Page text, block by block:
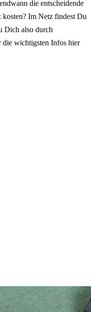
die entscheidende
Im Netz findest Du
Dich also durch
die wichtigsten Infos hier